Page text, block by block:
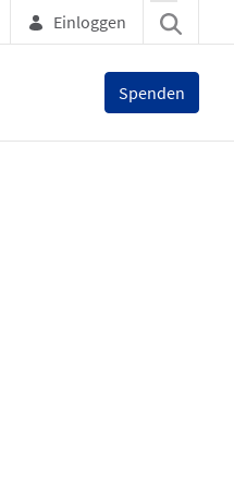
Einloggen
Spenden